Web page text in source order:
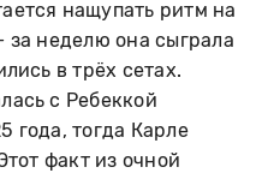
нащупать ритм на
за неделю она сыграла
в трёх сетах.
с Ребеккой
года, тогда Карле
факт из очной